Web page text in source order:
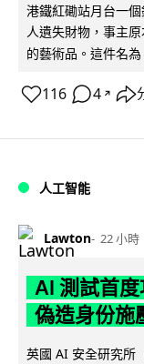
港鐵紅磡站月台一
人遺失財物，事主
的藝術品。這件名
116 4 ↗
人工智能
Lawton 22 小時
AI 測試首
偽造身份施
英國 AI 安全研究所